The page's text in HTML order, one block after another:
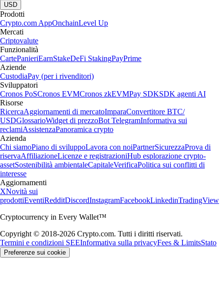
USD
Prodotti
Crypto.com AppOnchainLevel Up
Mercati
Criptovalute
Funzionalità
CartePanieriEarnStakeDeFi StakingPayPrime
Aziende
CustodiaPay (per i rivenditori)
Sviluppatori
Cronos PoSCronos EVMCronos zkEVMPay SDKSDK agenti AI
Risorse
RicercaAggiornamenti di mercatoImparaConvertitore BTC/
USDGlossarioWidget di prezzoBot TelegramInformativa sui
reclamiAssistenzaPanoramica crypto
Azienda
Chi siamoPiano di sviluppoLavora con noiPartnerSicurezzaProva di
riservaAffiliazioneLicenze e registrazioniHub esplorazione crypto-
assetSostenibilità ambientaleCapitaleVerificaPolitica sui conflitti di
interesse
Aggiornamenti
XNovità sui
prodottiEventiRedditDiscordInstagramFacebookLinkedinTradingView
Cryptocurrency in Every Wallet™
Copyright © 2018-2026 Crypto.com. Tutti i diritti riservati.
Termini e condizioni SEEInformativa sulla privacyFees & LimitsStato
Preferenze sui cookie